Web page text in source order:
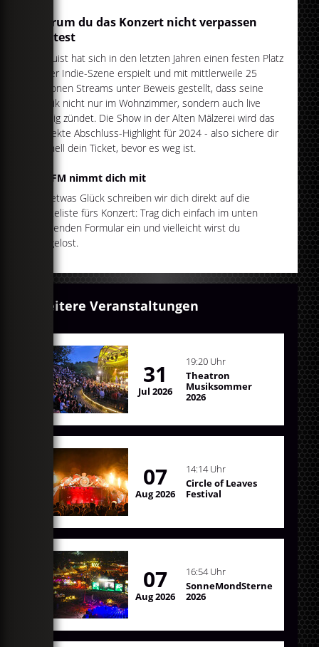
Warum du das Konzert nicht verpassen
solltest
Telquist hat sich in den letzten Jahren einen festen Platz
in der Indie-Szene erspielt und mit mittlerweile 25
Millionen Streams unter Beweis gestellt, dass seine
Musik nicht nur im Wohnzimmer, sondern auch live
richtig zündet. Die Show in der Alten Mälzerei wird das
perfekte Abschluss-Highlight für 2024 - also sichere dir
schnell dein Ticket, bevor es weg ist.
egoFM nimmt dich mit
Mit etwas Glück schreiben wir dich direkt auf die
Gästeliste fürs Konzert: Trag dich einfach im unten
stehenden Formular ein und vielleicht wirst du
ausgelost.
Weitere Veranstaltungen
31
Jul 2026
19:20 Uhr
Theatron
Musiksommer
2026
07
Aug 2026
14:14 Uhr
Circle of Leaves
Festival
07
Aug 2026
16:54 Uhr
SonneMondSterne
2026